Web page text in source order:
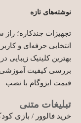
نوشته‌های تازه
تجهیزات چندکاره؛
انتخابی حرفه‌ای و
بهترین کلینیک زیبایی
بررسی کیفیت
قیمت ایزوگام با نصب
تبلیغات متنی
خرید فالوور / بازی